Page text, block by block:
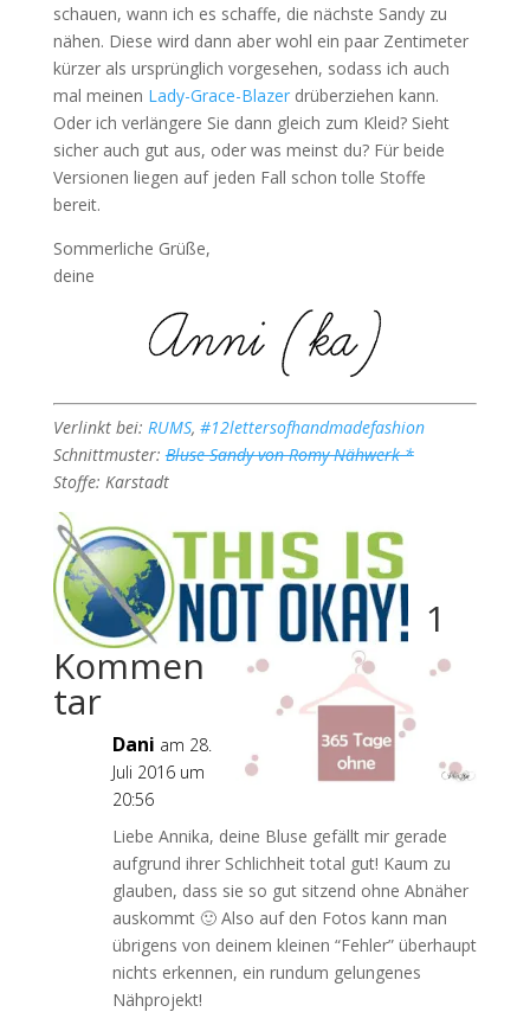
schauen, wann ich es schaffe, die nächste Sandy zu
nähen. Diese wird dann aber wohl ein paar Zentimeter
kürzer als ursprünglich vorgesehen, sodass ich auch
mal meinen Lady-Grace-Blazerdrüberziehen kann.
Oder ich verlängere Sie dann gleich zum Kleid? Sieht
sicher auch gut aus, oder was meinst du? Für beide
Versionen liegen auf jeden Fall schon tolle Stoffe
bereit.
Sommerliche Grüße,
deine
Verlinkt bei: RUMS, #12lettersofhandmadefashion
Schnittmuster:Bluse Sandy von Romy Nähwerk *
Stoffe: Karstadt
1
Kommen
tar
Dani am 28.
Juli 2016 um
20:56
Liebe Annika, deine Bluse gefällt mir gerade
aufgrund ihrer Schlichheit total gut! Kaum zu
glauben, dass sie so gut sitzend ohne Abnäher
auskommt 🙂 Also auf den Fotos kann man
übrigens von deinem kleinen “Fehler” überhaupt
nichts erkennen, ein rundum gelungenes
Nähprojekt!